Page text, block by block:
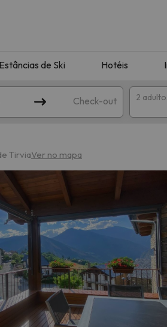
Estâncias de Ski Hotéis
Check-out 2
pesquisa. Tente modificar o destino.
encontrar a sua bússola, estará de
TirviaVer no mapa